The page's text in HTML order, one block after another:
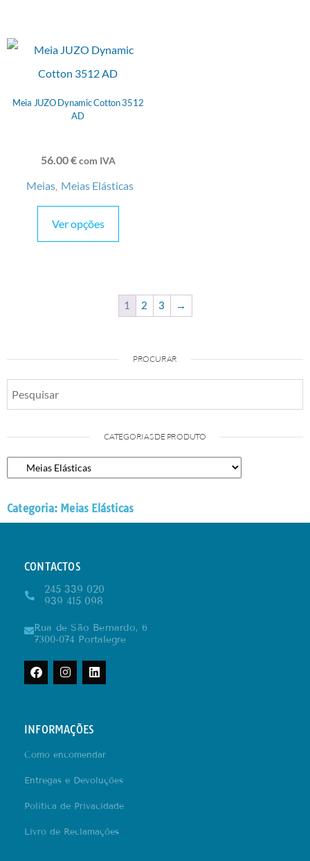
Meia JUZO Dynamic Cotton 3512
AD
56.00€ com IVA
Meias, Meias Elásticas
Ver opções
1 2 3 →
PROCURAR
CATEGORIAS DE PRODUTO
Categoria: Meias Elásticas
CONTACTOS
245 339 020
939 415 098
Rua de São Bernardo, 6
7300-074 Portalegre
INFORMAÇÕES
Como encomendar
Entregas e Devoluções
Política de Privacidade
Livro de Reclamações